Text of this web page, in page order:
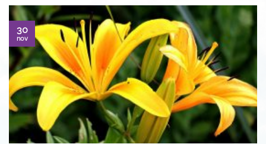
30
nov